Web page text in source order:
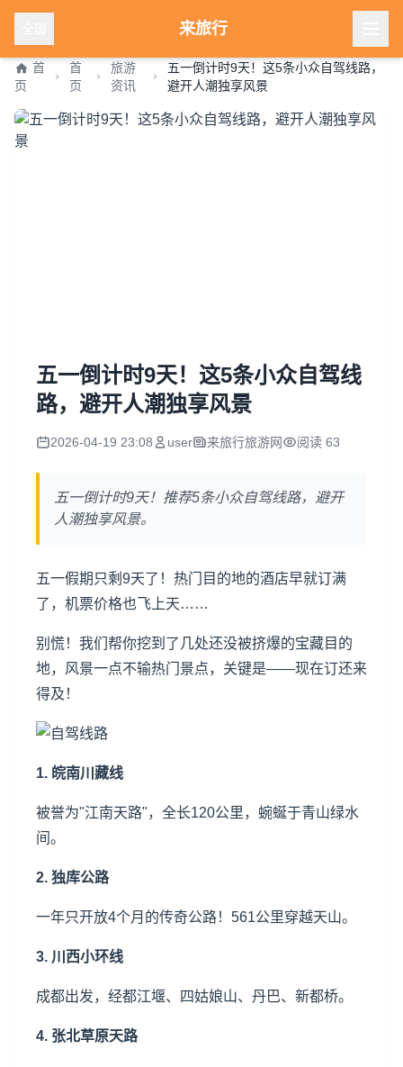
来旅行
首
页
首
页
旅游
资讯
五一倒计时9天！这5条小众自驾线路，
避开人潮独享风景
五一倒计时9天！这5条小众自驾线
路，避开人潮独享风景
2026-04-19 23:08 user 来旅行旅游网 阅读 63
五一倒计时9天！推荐5条小众自驾线路，避开
人潮独享风景。
五一假期只剩9天了！热门目的地的酒店早就订满
了，机票价格也飞上天……
别慌！我们帮你挖到了几处还没被挤爆的宝藏目的
地，风景一点不输热门景点，关键是——现在订还来
得及！
1. 皖南川藏线
被誉为"江南天路"，全长120公里，蜿蜒于青山绿水
间。
2. 独库公路
一年只开放4个月的传奇公路！561公里穿越天山。
3. 川西小环线
成都出发，经都江堰、四姑娘山、丹巴、新都桥。
4. 张北草原天路